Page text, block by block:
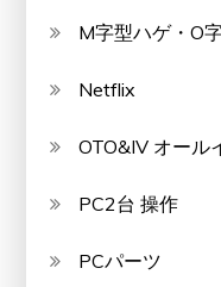
M字型ハゲ・O
Netflix
OTO&IV オール
PC2台 操作
PCパーツ